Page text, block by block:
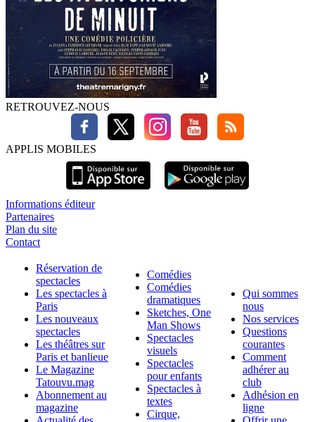
RETROUVEZ-NOUS
APPLIS MOBILES
Informations éditeur
Partenaires
Plan du site
Contact
Réservation de
spectacles
Les spectacles à
Paris
Les nouveaux
spectacles
Les théâtres sur
Paris et banlieue
Le Magazine
Tatouvu.mag
Abonnement au
magazine
Comédies
Comédies
dramatiques
Sketches, One
Man Shows
Spectacles
visuels
Spectacles
pour enfants
Spectacles à
textes
Cirque,
Qui sommes
nous
Nos services
Questions
courantes
Comment
adhérer au
club
Adhésion en
ligne